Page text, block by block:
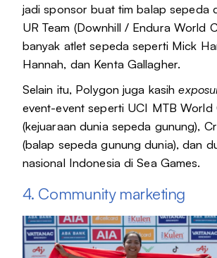
jadi sponsor buat tim balap sepeda
UR Team (Downhill / Endura World
banyak atlet sepeda seperti Mick
Hannah, dan Kenta Gallagher.
Selain itu, Polygon juga kasih
event-event seperti UCI MTB World
(kejuaraan dunia sepeda gunung),
(balap sepeda gunung dunia), dan
nasional Indonesia di Sea Games.
4. Community marketing